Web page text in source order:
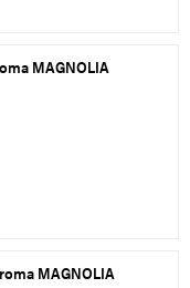
MAGNOLIA
MAGNOLIA